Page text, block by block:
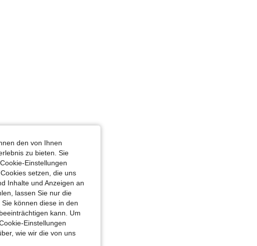
91 cm / 36 in, Farbe: Braun, Größe: L
den von Ihnen
zu bieten. Sie
Einstellungen
setzen, die uns
Inhalte und Anzeigen an
lassen Sie nur die
können diese in den
kann. Um
Einstellungen
wie wir die von uns